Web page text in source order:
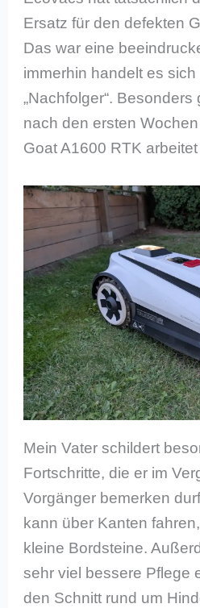
Ersatz für den defekten
Das war eine
immerhin handelt es
„Nachfolger“.
nach den ersten
Goat A1600 RTK
Mein Vater schildert
Fortschritte, die er im
Vorgänger bemerken
kann über Kanten
kleine Bordsteine.
sehr viel bessere Pflege
den Schnitt rund um